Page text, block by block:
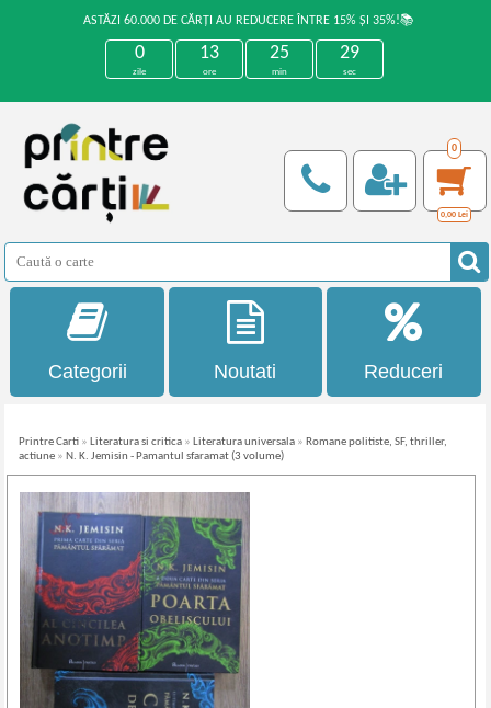
ASTĂZI 60.000 DE CĂRȚI AU REDUCERE ÎNTRE 15% ȘI 35%!📚
0
zile
13
ore
25
min
29
sec
0
0,00 Lei
Categorii Noutati Reduceri
Printre Carti » Literatura si critica » Literatura universala » Romane politiste, SF, thriller,
actiune » N. K. Jemisin - Pamantul sfaramat (3 volume)